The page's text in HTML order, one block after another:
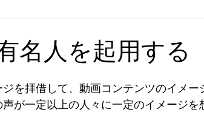
名人を起用する
を拝借して、動画コンテンツのイメー
が一定以上の人々に一定のイメージを